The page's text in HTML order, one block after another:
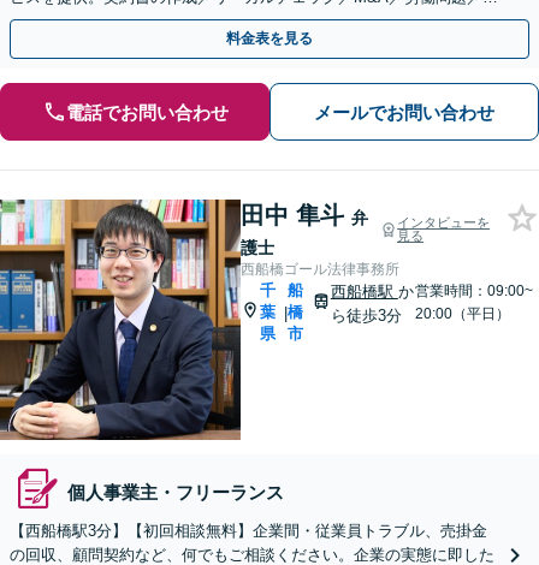
的財産等、お任せください【他士業連携可能】
料金表を見る
電話でお問い合わせ メールでお問い合わせ
田中 隼斗 弁
護士
インタビューを
見る
西船橋ゴール法律事務所
千
葉
県
|
船
橋
市
西船橋駅 か
ら徒歩3分
営業時間：09:00~
20:00（平日）
個人事業主・フリーランス
【西船橋駅3分】【初回相談無料】企業間・従業員トラブル、売掛金
の回収、顧問契約など、何でもご相談ください。企業の実態に即した